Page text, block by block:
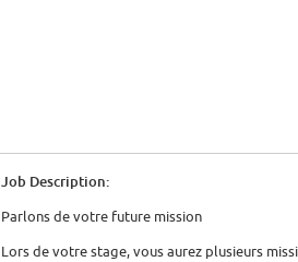
Job Description:
Parlons de votre future mission
Lors de votre stage, vous aurez plusieurs